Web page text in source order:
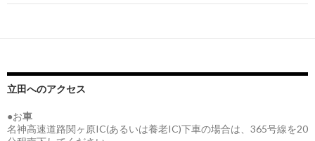
ビ
ー
シ
ョ
立田へのアクセス
●お車
名神高速道路関ヶ原IC(あるいは養老IC)下車の場合は、365号線を20